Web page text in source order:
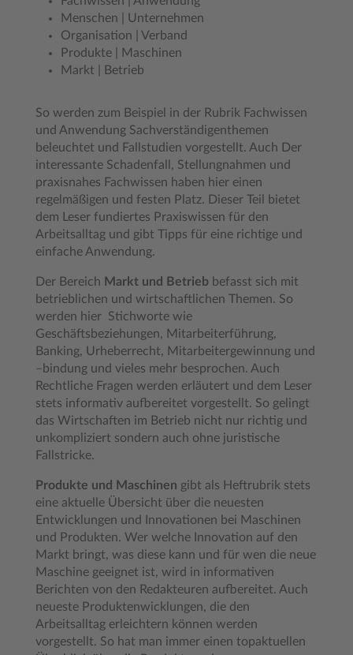
Menschen | Unternehmen
Organisation | Verband
Produkte | Maschinen
Markt | Betrieb
So werden zum Beispiel in der Rubrik Fachwissen
und Anwendung Sachverständigenthemen
beleuchtet und Fallstudien vorgestellt. Auch Der
interessante Schadenfall, Stellungnahmen und
praxisnahes Fachwissen haben hier einen
regelmäßigen und festen Platz. Dieser Teil bietet
dem Leser fundiertes Praxiswissen für den
Arbeitsalltag und gibt Tipps für eine richtige und
einfache Anwendung.
Der Bereich Markt und Betrieb befasst sich mit
betrieblichen und wirtschaftlichen Themen. So
werden hier Stichworte wie
Geschäftsbeziehungen, Mitarbeiterführung,
Banking, Urheberrecht, Mitarbeitergewinnung und
–bindung und vieles mehr besprochen. Auch
Rechtliche Fragen werden erläutert und dem Leser
stets informativ aufbereitet vorgestellt. So gelingt
das Wirtschaften im Betrieb nicht nur richtig und
unkompliziert sondern auch ohne juristische
Fallstricke.
Produkte und Maschinen gibt als Heftrubrik stets
eine aktuelle Übersicht über die neuesten
Entwicklungen und Innovationen bei Maschinen
und Produkten. Wer welche Innovation auf den
Markt bringt, was diese kann und für wen die neue
Maschine geeignet ist, wird in informativen
Berichten von den Redakteuren aufbereitet. Auch
neueste Produktenwicklungen, die den
Arbeitsalltag erleichtern können werden
vorgestellt. So hat man immer einen topaktuellen